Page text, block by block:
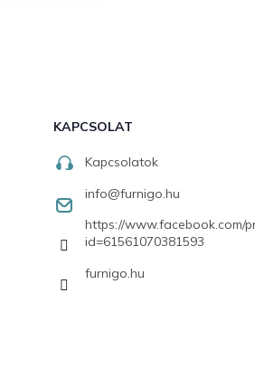
KAPCSOLAT
Kapcsolatok
info@furnigo.hu
https://www.facebook.com/
id=61561070381593
furnigo.hu